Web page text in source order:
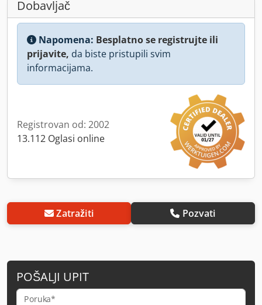
Dobavljač
Napomena: Besplatno se registrujte ili
prijavite, da biste pristupili svim
informacijama.
Registrovan od: 2002
13.112 Oglasi online
Zatražiti Pozvati
POŠALJI UPIT
Poruka*